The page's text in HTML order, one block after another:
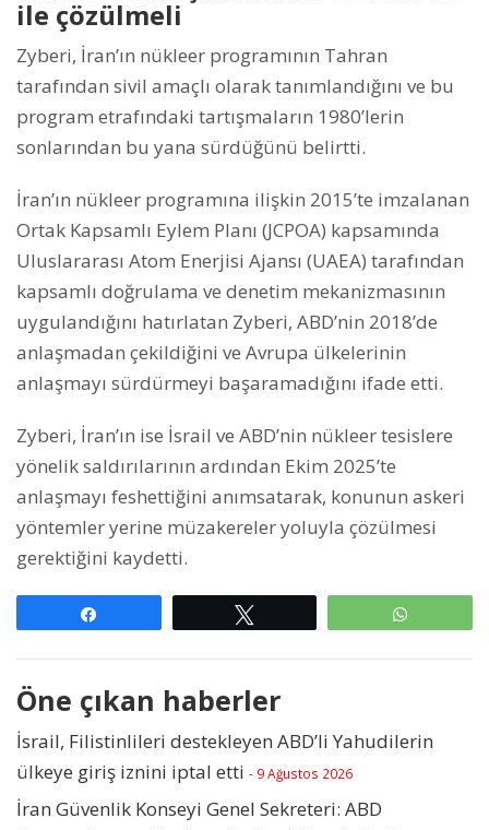
ile çözülmeli
Zyberi, İran’ın nükleer programının Tahran
tarafından sivil amaçlı olarak tanımlandığını ve bu
program etrafındaki tartışmaların 1980’lerin
sonlarından bu yana sürdüğünü belirtti.
İran’ın nükleer programına ilişkin 2015’te imzalanan
Ortak Kapsamlı Eylem Planı (JCPOA) kapsamında
Uluslararası Atom Enerjisi Ajansı (UAEA) tarafından
kapsamlı doğrulama ve denetim mekanizmasının
uygulandığını hatırlatan Zyberi, ABD’nin 2018’de
anlaşmadan çekildiğini ve Avrupa ülkelerinin
anlaşmayı sürdürmeyi başaramadığını ifade etti.
Zyberi, İran’ın ise İsrail ve ABD’nin nükleer tesislere
yönelik saldırılarının ardından Ekim 2025’te
anlaşmayı feshettiğini anımsatarak, konunun askeri
yöntemler yerine müzakereler yoluyla çözülmesi
gerektiğini kaydetti.
Öne çıkan haberler
İsrail, Filistinlileri destekleyen ABD’li Yahudilerin
ülkeye giriş iznini iptal etti - 9 Ağustos 2026
İran Güvenlik Konseyi Genel Sekreteri: ABD